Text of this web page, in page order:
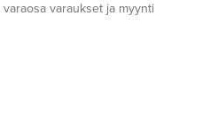
varaukset ja myynti